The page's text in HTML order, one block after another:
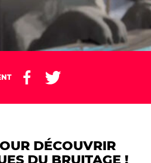
DÉCOUVRIR
DU BRUITAGE !